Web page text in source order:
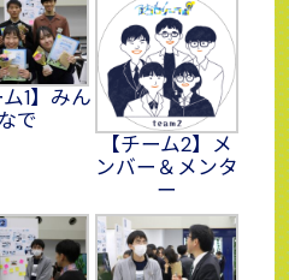
ム1】みん
なで
【チーム2】メ
ンバー＆メンタ
ー